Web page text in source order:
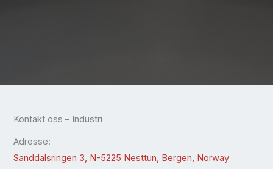
Kontakt oss – Industri
Adresse:
Sanddalsringen 3, N-5225 Nesttun, Bergen, Norway